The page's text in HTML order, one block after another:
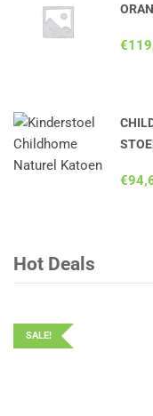
€
€
Hot Deals
SALE!